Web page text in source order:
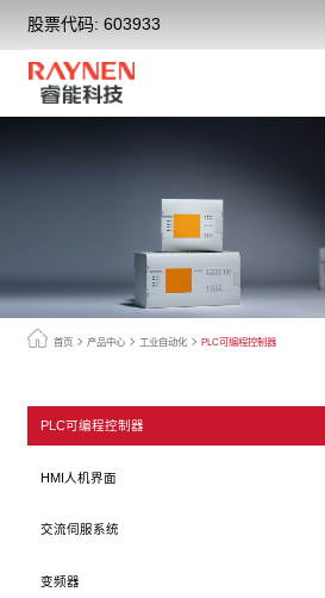
股票代码: 603933
首页 产品中心 工业自动化 PLC可编程控制器
PLC可编程控制器
HMI人机界面
交流伺服系统
变频器